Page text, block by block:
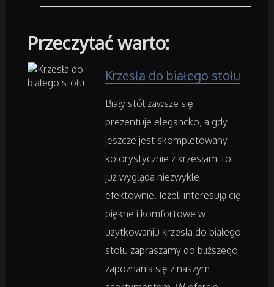
Ogród, Rośliny
Chemia
Art. Spożywcze
Inne Sklepy
Maszyny Specjalistyczne
Narzędzia
Przeczytać warto:
Krzesła do białego stołu
Biały stół zawsze się
prezentuje elegancko, a gdy
jeszcze jest skompletowany
kolorystycznie z krzesłami to
już wygląda niezwykle
efektownie. Jeżeli interesują cię
piękne i komfortowe w
użytkowaniu krzesła do białego
stołu zapraszamy do bliższego
zapoznania się z naszym